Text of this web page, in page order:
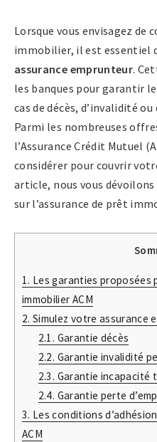
Lorsque vous envisagez de
immobilier, il est essentiel
assurance emprunteur.
les banques pour garantir
cas de décès, d’invalidité
Parmi les nombreuses
l’Assurance Crédit Mutuel
considérer pour couvrir
article, nous vous
sur l’assurance de prêt
1. Les garanties proposées
immobilier ACM
2. Simulez votre assurance
2.1. Garantie décès
2.2. Garantie invalidité
2.3. Garantie incapacité
2.4. Garantie perte
3. Les conditions
ACM